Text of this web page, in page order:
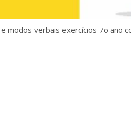
modos verbais exercícios 7o ano